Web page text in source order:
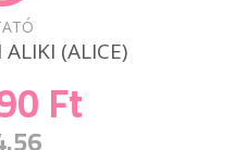
(ALICE)
Ft